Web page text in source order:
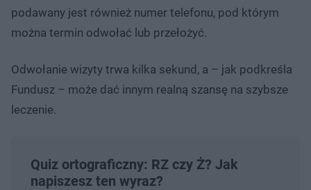
podawany jest również numer telefonu, pod którym
można termin odwołać lub przełożyć.
Odwołanie wizyty trwa kilka sekund, a – jak podkreśla
Fundusz – może dać innym realną szansę na szybsze
leczenie.
Quiz ortograficzny: RZ czy Ż? Jak
napiszesz ten wyraz?